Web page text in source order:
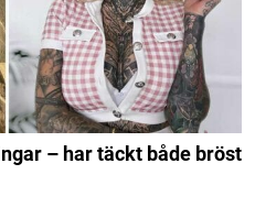
– har täckt både bröst